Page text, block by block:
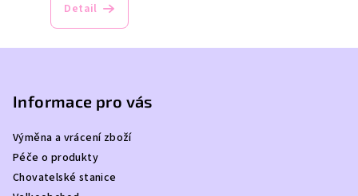
Detail
Informace pro vás
Výměna a vrácení zboží
Péče o produkty
Chovatelské stanice